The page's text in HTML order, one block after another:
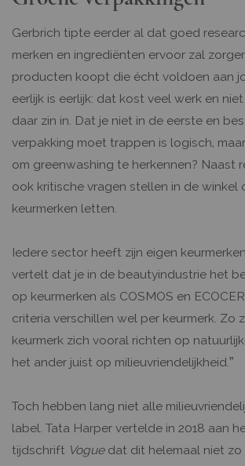
Gerbrich tipte eerder al dat goed
merken en ingrediënten ervoor zal
producten koopt die écht voldoen aan
eerlijk is eerlijk: dat kost veel werk en
daar zin in. Dat je niet in de eerste en
verpakking moet trappen is logisch,
om greenwashing te herkennen? Naast
ook kritische vragen stellen in de winkel
keurmerken letten.
Iedere sector heeft zijn eigen
vertelt dat je in de beautyindustrie het
op keurmerken als COSMOS en
criteria verschillen wel per keurmerk. Zo
keurmerk zich vooral richten op
het ander juist op milieuvriendelijkheid.”
Toch hebben lang niet alle
label. Tata Harper vertelde in 2018 aan
tijdschrift Voguedat dit helemaal niet zo